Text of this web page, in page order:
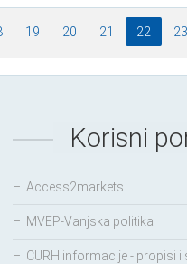
19 20 21 22 23
Korisni
– Access2markets
– MVEP-Vanjska politika
– CURH informacije - propisi